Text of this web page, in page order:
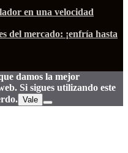
en una velocidad
del mercado: ¡enfría hasta
damos la mejor
Si sigues utilizando este
Vale